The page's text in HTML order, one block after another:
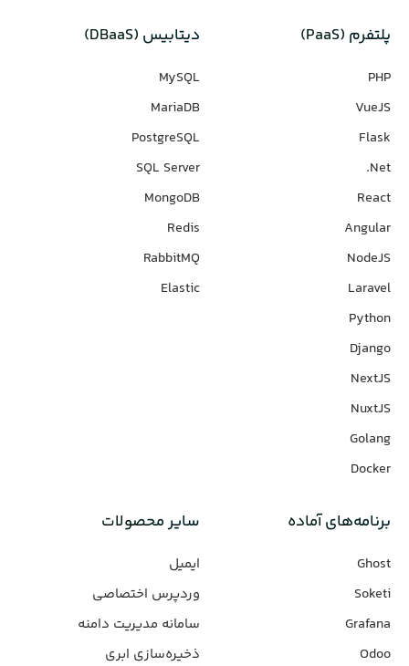
پلتفرم (PaaS)
PHP
VueJS
Flask
Net.
React
Angular
NodeJS
Laravel
Python
Django
NextJS
NuxtJS
Golang
Docker
دیتابیس‌ (DBaaS)
MySQL
MariaDB
PostgreSQL
SQL Server
MongoDB
Redis
RabbitMQ
Elastic
برنامه‌های‌ آماده
Ghost
Soketi
Grafana
Odoo
سایر محصولات
ایمیل
وردپرس‌ اختصاصی
سامانه مدیریت دامنه
ذخیره‌سازی ابری